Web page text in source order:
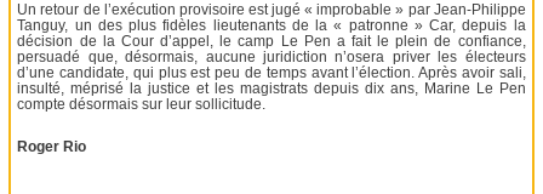
Un retour de l’exécution provisoire est jugé « improbable » par Jean-Philippe
Tanguy, un des plus fidèles lieutenants de la « patronne » Car, depuis la
décision de la Cour d’appel, le camp Le Pen a fait le plein de confiance,
persuadé que, désormais, aucune juridiction n’osera priver les électeurs
d’une candidate, qui plus est peu de temps avant l’élection. Après avoir sali,
insulté, méprisé la justice et les magistrats depuis dix ans, Marine Le Pen
compte désormais sur leur sollicitude.
Roger Rio